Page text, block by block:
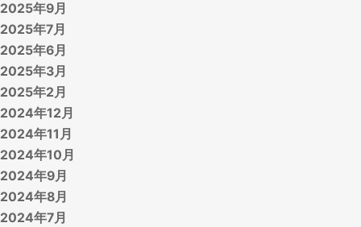
2025年9月
2025年7月
2025年6月
2025年3月
2025年2月
2024年12月
2024年11月
2024年10月
2024年9月
2024年8月
2024年7月